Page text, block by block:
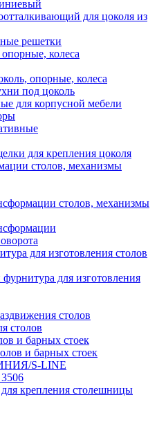
для цоколя из
решетки
колеса
опорные, колеса
под цоколь
для корпусной мебели
для крепления цоколя
столов, механизмы
столов, механизмы
для изготовления столов
для изготовления
столов
столов
и барных стоек
и барных стоек
S-LINE
крепления столешницы